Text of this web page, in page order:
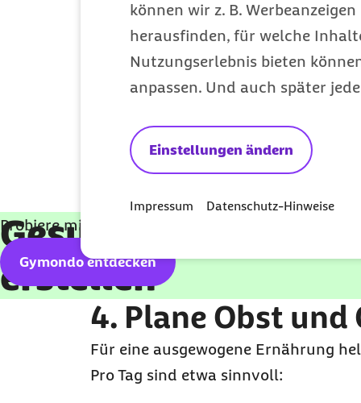
können wir z. B.
herausfinden, für welche
Nutzungserlebnis bieten
anpassen. Und auch später
Einstellungen ändern
Impressum Datenschutz-Hinweise
Gesund essenmuss nicht
Praktische Helfer für schnelle
Tiefkühlgemüse
vorgegarte Hülsenfrüchte aus
rote Linsen, die in etwa 15
Damit lassen sich auch ohne
Gesund ernähren
erstellen
Probiere mit Gymondo über 2.000 Rezepte aus
Gymondo entdecken
4. Plane Obst und
Für eine ausgewogene Ernährung
Pro Tag sind etwa sinnvoll: